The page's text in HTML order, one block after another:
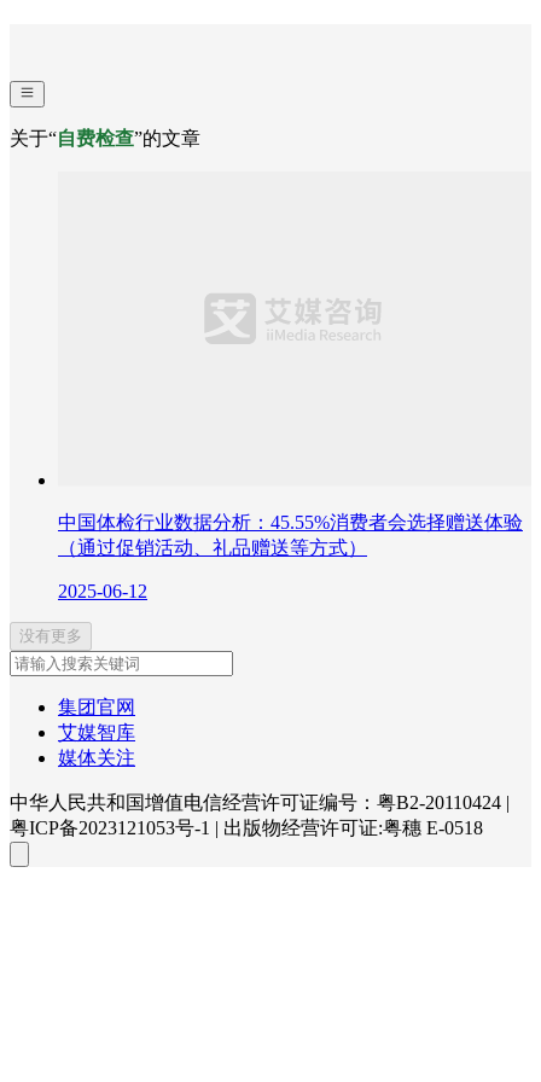
关于“自费检查”的文章
中国体检行业数据分析：45.55%消费者会选择赠送体验
（通过促销活动、礼品赠送等方式）
2025-06-12
没有更多
集团官网
艾媒智库
媒体关注
中华人民共和国增值电信经营许可证编号：粤B2-20110424
粤ICP备2023121053号-1
出版物经营许可证:粤穗 E-0518